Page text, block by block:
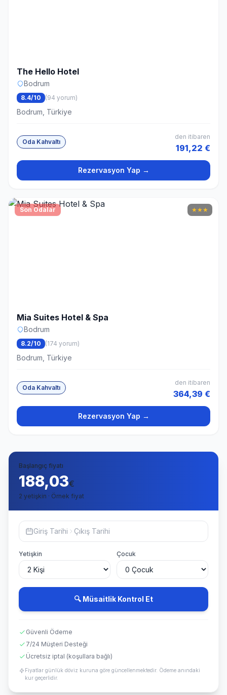
The Hello Hotel
Bodrum
8.4/10 (94 yorum)
Bodrum, Türkiye
Oda Kahvaltı
den itibaren
191,22 €
Rezervasyon Yap →
Son Odalar ★★★
Mia Suites Hotel & Spa
Bodrum
8.2/10 (174 yorum)
Bodrum, Türkiye
Oda Kahvaltı
den itibaren
364,39 €
Rezervasyon Yap →
Başlangıç fiyatı
188,03€
2 yetişkin · Örnek fiyat
Giriş Tarihi Çıkış Tarihi
Yetişkin Çocuk
🔍 Müsaitlik Kontrol Et
Güvenli Ödeme
7/24 Müşteri Desteği
Ücretsiz iptal (koşullara bağlı)
Fiyatlar günlük döviz kuruna göre güncellenmektedir. Ödeme anındaki
kur geçerlidir.